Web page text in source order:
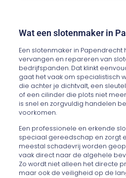
Wat een slotenmaker in
Een slotenmaker in Papendrecht
vervangen en repareren van
bedrijfspanden. Dat klinkt
gaat het vaak om specialistisch
die achter je dichtvalt, een
of een cilinder die plots niet
is snel en zorgvuldig handelen
voorkomen.
Een professionele en erkende
speciaal gereedschap en zorgt
meestal schadevrij worden
vaak direct naar de algehele
Zo wordt niet alleen het directe
maar ook de veiligheid op de